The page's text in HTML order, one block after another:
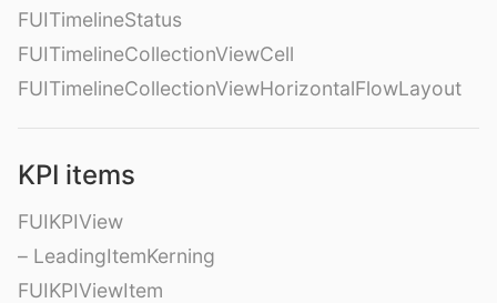
FUITimelineStatus
FUITimelineCollectionViewCell
FUITimelineCollectionViewHorizontalFlowLayout
KPI items
FUIKPIView
– LeadingItemKerning
FUIKPIViewItem